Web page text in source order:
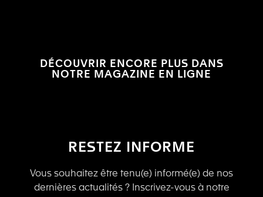
DÉCOUVRIR ENCORE PLUS DANS
NOTRE MAGAZINE EN LIGNE
RESTEZ INFORMÉ
Vous souhaitez être tenu(e) informé(e) de nos
dernières actualités ? Inscrivez-vous à notre